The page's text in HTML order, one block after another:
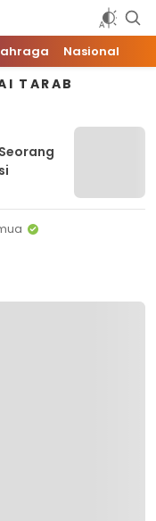
Nasional
TARAB